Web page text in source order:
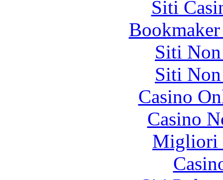
Siti
Siti
Siti
Casino
Casino
Migliori